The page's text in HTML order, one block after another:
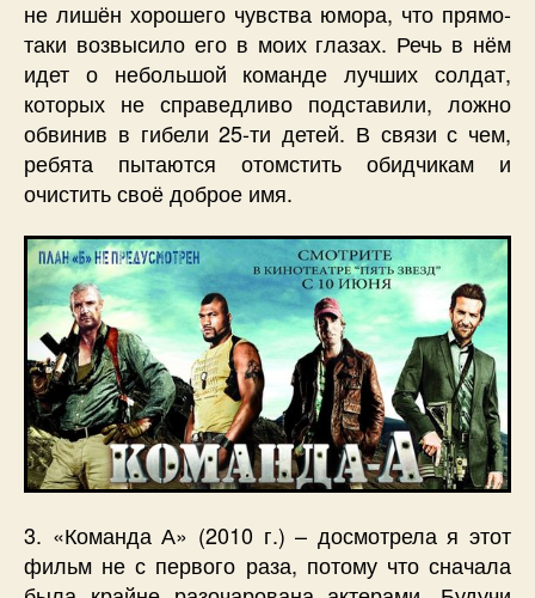
не лишён хорошего чувства юмора, что прямо-
таки возвысило его в моих глазах. Речь в нём
идет о небольшой команде лучших солдат,
которых не справедливо подставили, ложно
обвинив в гибели 25-ти детей. В связи с чем,
ребята пытаются отомстить обидчикам и
очистить своё доброе имя.
3. «Команда А» (2010 г.) – досмотрела я этот
фильм не с первого раза, потому что сначала